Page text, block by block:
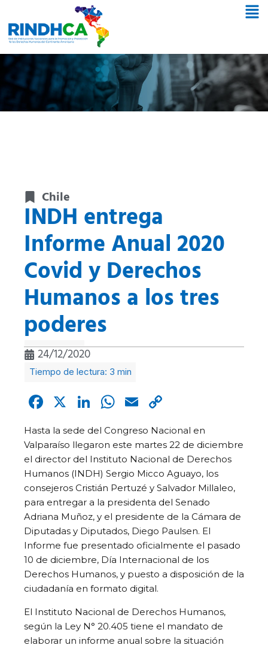
Chile
INDH entrega
Informe Anual 2020
Covid y Derechos
Humanos a los tres
poderes
24/12/2020
Facebook
X LinkedIn
WhatsApp
Email
Link
Hasta la sede del Congreso Nacional en
Valparaíso llegaron este martes 22 de diciembre
el director del Instituto Nacional de Derechos
Humanos (INDH) Sergio Micco Aguayo, los
consejeros Cristián Pertuzé y Salvador Millaleo,
para entregar a la presidenta del Senado
Adriana Muñoz, y el presidente de la Cámara de
Diputadas y Diputados, Diego Paulsen. El
Informe fue presentado oficialmente el pasado
10 de diciembre, Día Internacional de los
Derechos Humanos, y puesto a disposición de la
ciudadanía en formato digital.
El Instituto Nacional de Derechos Humanos,
según la Ley N° 20.405 tiene el mandato de
elaborar un informe anual sobre la situación